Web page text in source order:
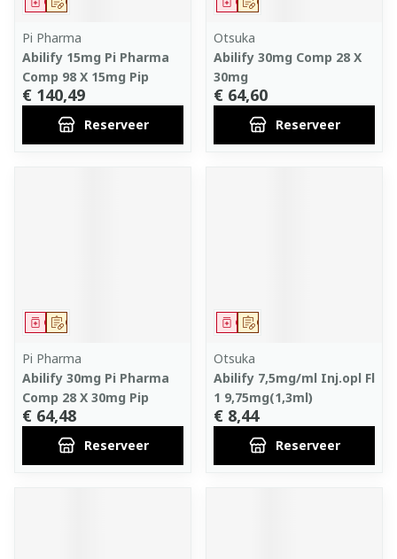
Pi Pharma
Abilify 15mg Pi Pharma
Comp 98 X 15mg Pip
€ 140,49
Reserveer
Otsuka
Abilify 30mg Comp 28 X
30mg
€ 64,60
Reserveer
Op voorschrift
Geneesmiddel
Pi Pharma
Abilify 30mg Pi Pharma
Comp 28 X 30mg Pip
€ 64,48
Reserveer
Op voorschrift
Geneesmiddel
Otsuka
Abilify 7,5mg/ml Inj.opl Fl
1 9,75mg(1,3ml)
€ 8,44
Reserveer